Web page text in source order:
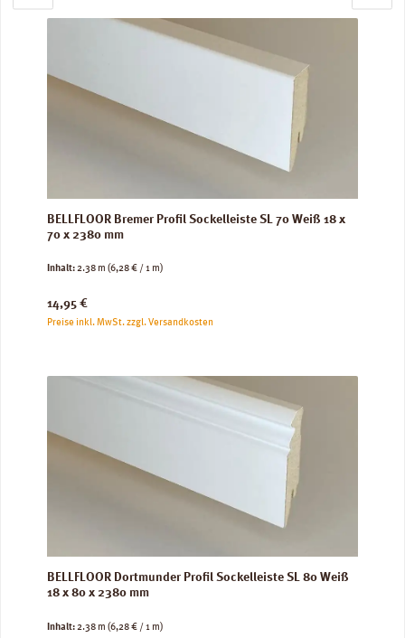
BELLFLOOR Bremer Profil Sockelleiste SL 70 Weiß 18 x
70 x 2380 mm
Inhalt:2.38 m (6,28 € / 1 m)
Regulärer Preis:
14,95 €
Preise inkl. MwSt. zzgl. Versandkosten
BELLFLOOR Dortmunder Profil Sockelleiste SL 80 Weiß
18 x 80 x 2380 mm
Inhalt:2.38 m (6,28 € / 1 m)